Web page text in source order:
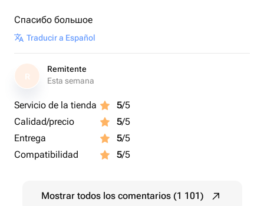
Спасибо большое
Traducir a Español
R
Remitente
Esta semana
Servicio de la tienda 5/5
Calidad/precio
5/5
Entrega
5/5
Compatibilidad
5/5
Mostrar todos los comentarios (1 101)